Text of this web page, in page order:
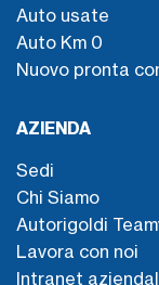
Auto usate
Auto Km 0
Nuovo pronta
AZIENDA
Sedi
Chi Siamo
Autorigoldi
Lavora con noi
Intranet